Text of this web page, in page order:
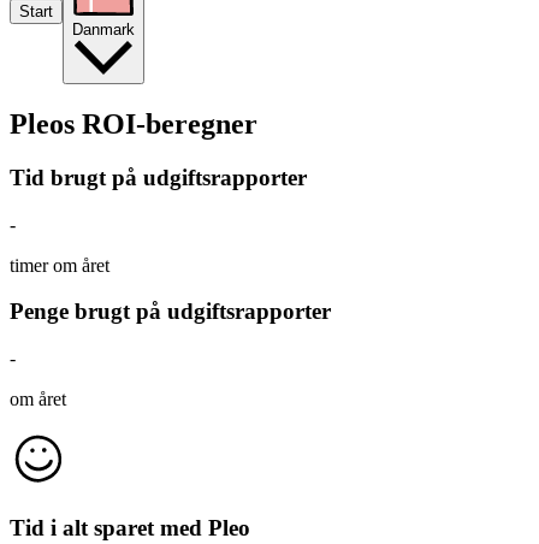
Start
Danmark
Pleos ROI-beregner
Tid brugt på udgiftsrapporter
-
timer om året
Penge brugt på udgiftsrapporter
-
om året
Tid i alt sparet med Pleo